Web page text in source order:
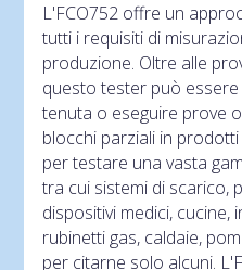
L'FCO752 offre un
tutti i requisiti di
produzione. Oltre alle
questo tester può
tenuta o eseguire prove
blocchi parziali in
per testare una vasta
tra cui sistemi di scarico,
dispositivi medici, cucine,
rubinetti gas, caldaie,
per citarne solo alcuni.